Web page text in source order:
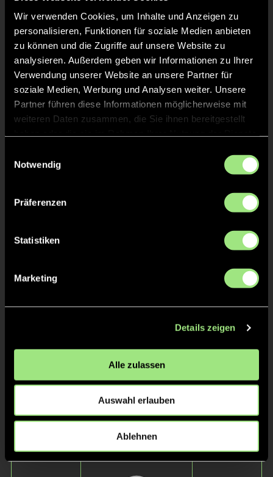
Wir verwenden Cookies, um Inhalte und Anzeigen zu
personalisieren, Funktionen für soziale Medien anbieten
zu können und die Zugriffe auf unsere Website zu
analysieren. Außerdem geben wir Informationen zu Ihrer
Verwendung unserer Website an unsere Partner für
soziale Medien, Werbung und Analysen weiter. Unsere
Partner führen diese Informationen möglicherweise mit
weiteren Daten zusammen, die Sie ihnen bereitgestellt
Notwendig
Präferenzen
Statistiken
Marketing
Details zeigen
Alle zulassen
Auswahl erlauben
Ablehnen
Emilia
E.
Ella
B.
Henriette
I.
Staff
Lien-Joy
Baum